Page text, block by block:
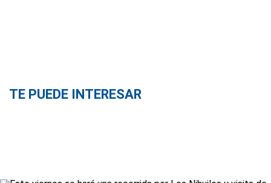
TE PUEDE INTERESAR